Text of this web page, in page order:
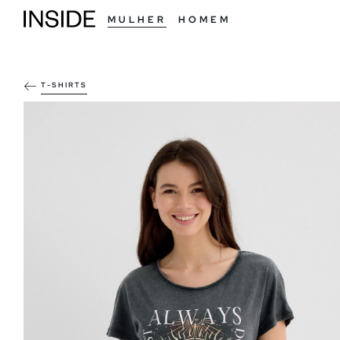
MULHER HOMEM
T-SHIRTS